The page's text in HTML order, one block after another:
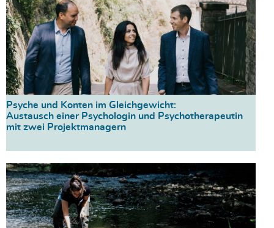
Psyche und Konten im Gleichgewicht:
Austausch einer Psychologin und Psychotherapeutin
mit zwei Projektmanagern